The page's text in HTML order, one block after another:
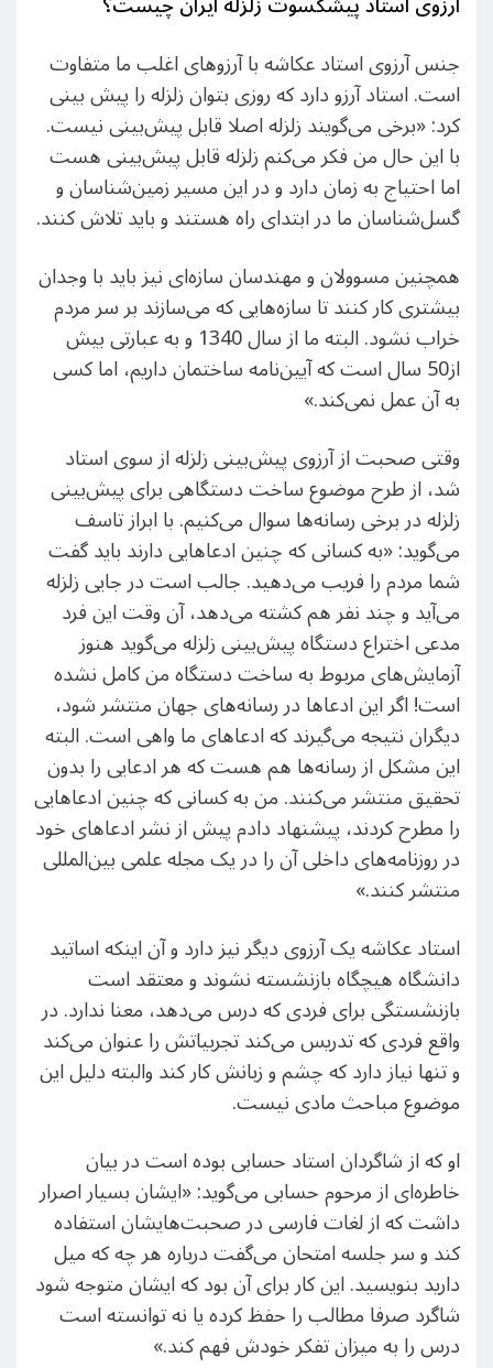
جنس آرزوی استاد عکاشه با آرزوهای اغلب ما متفاوت
است. استاد آرزو دارد که روزی بتوان زلزله را پیش بینی‌
کرد: «برخی می‌گویند زلزله اصلا قابل پیش‌بینی نیست.
با این حال من فکر می‌کنم زلزله قابل پیش‌بینی هست
اما احتیاج به زمان دارد و در این مسیر زمین‌شناسان و
گسل‌شناسان ما در ابتدای راه هستند و باید تلاش کنند.
همچنین مسوولان و مهندسان سازه‌ای نیز باید با وجدان
بیشتری کار کنند تا سازه‌هایی که می‌سازند بر سر مردم
خراب نشود. البته ما از سال 1340 و به عبارتی بیش
از50 سال است که آیین‌نامه ساختمان داریم، اما کسی
به آن عمل نمی‌کند.»
وقتی صحبت از آرزوی پیش‌بینی زلزله از سوی استاد
شد، از طرح موضوع ساخت دستگاهی برای پیش‌بینی
زلزله در برخی رسانه‌ها سوال می‌کنیم. با ابراز تاسف
می‌گوید: «به کسانی که چنین ادعاهایی دارند باید گفت
شما مردم را فریب می‌دهید. جالب است در جایی زلزله
می‌آید و چند نفر هم کشته می‌دهد، آن وقت این فرد
مدعی اختراع دستگاه پیش‌بینی زلزله می‌گوید هنوز
آزمایش‌های مربوط به ساخت دستگاه من کامل نشده
است! اگر این ادعاها در رسانه‌های جهان منتشر شود،
دیگران نتیجه می‌گیرند که ادعاهای ما واهی است. البته
این مشکل از رسانه‌ها هم هست که هر ادعایی را بدون
تحقیق منتشر می‌کنند. من به کسانی که چنین ادعاهایی
را مطرح کردند، پیشنهاد دادم پیش از نشر ادعاهای خود
در روزنامه‌های داخلی آن را در یک مجله علمی بین‌المللی
منتشر کنند.»
استاد عکاشه یک آرزوی دیگر نیز دارد و آن اینکه اساتید
دانشگاه هیچگاه بازنشسته نشوند و معتقد است
بازنشستگی برای فردی که درس می‌دهد، معنا ندارد. در
واقع فردی که تدریس می‌کند تجربیاتش را عنوان می‌کند
و تنها نیاز دارد که چشم و زبانش کار کند والبته دلیل این
موضوع مباحث مادی نیست.
او که از شاگردان استاد حسابی بوده است در بیان
خاطره‌ای از مرحوم حسابی می‌گوید: «ایشان بسیار اصرار
داشت که از لغات فارسی در صحبت‌هایشان استفاده
کند و سر جلسه امتحان می‌گفت درباره هر چه که میل
دارید بنویسید. این کار برای آن بود که ایشان متوجه شود
شاگرد صرفا مطالب را حفظ کرده یا نه توانسته است
درس را به میزان تفکر خودش فهم کند.»